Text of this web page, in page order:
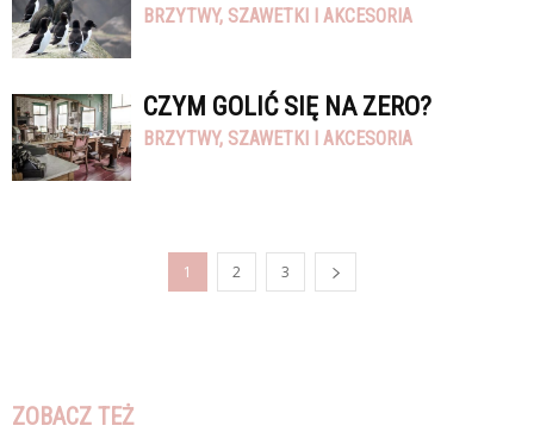
BRZYTWY, SZAWETKI I AKCESORIA
CZYM GOLIĆ SIĘ NA ZERO?
BRZYTWY, SZAWETKI I AKCESORIA
1 2 3
ZOBACZ TEŻ